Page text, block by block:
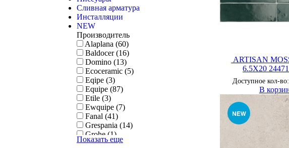
Сливная арматура
Инсталляции
NEW
Производитель
Alaplana (60)
Baldocer (16)
Domino (13)
Ecoceramic (5)
Eqipe (3)
Equipe (87)
Etile (3)
Ewquipe (7)
Fanal (41)
Grespania (14)
Grohe (1)
Keraben (40)
Показать еще
ARTISAN
6.5X20
Доступное кол-
В